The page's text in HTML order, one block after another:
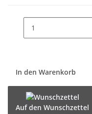
In den Warenkorb
Auf den Wunschzettel